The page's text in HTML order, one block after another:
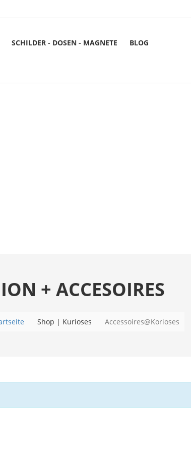
SCHILDER - DOSEN - MAGNETE
BLOG
+ ACCESOIRES
Shop | Kurioses Accessoires@Korioses